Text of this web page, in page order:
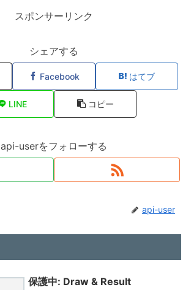
スポンサーリンク
シェアする
Facebook はてブ
LINE コピー
api-userをフォローする
api-user
保護中: Draw & Result